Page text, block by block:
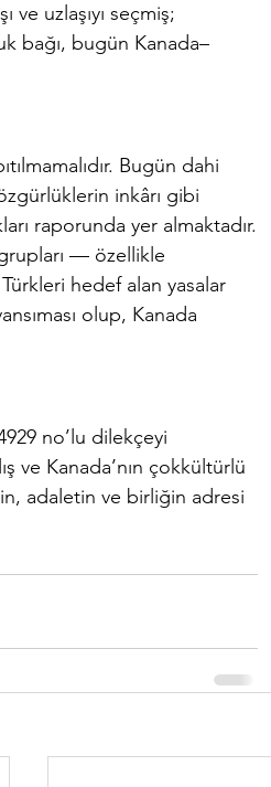
ve uzlaşıyı seçmiş;
bağı, bugün Kanada–
Bugün dahi
inkârı gibi
raporunda yer almaktadır.
grupları — özellikle
hedef alan yasalar
olup, Kanada
no’lu dilekçeyi
ve Kanada’nın çokkültürlü
adaletin ve birliğin adresi